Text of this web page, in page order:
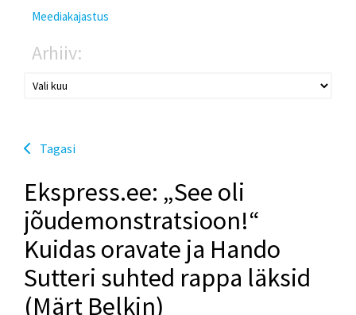
Meediakajastus
Arhiiv:
Tagasi
Ekspress.ee: „See oli
jõudemonstratsioon!“
Kuidas oravate ja Hando
Sutteri suhted rappa läksid
(Märt Belkin)